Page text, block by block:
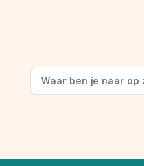
op je eerste aankoop!